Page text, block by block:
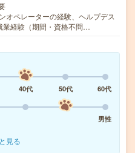
オペレーターの経験、ヘルプデス
業経験（期間・資格不問…
40代 50代
60代
男性
見る